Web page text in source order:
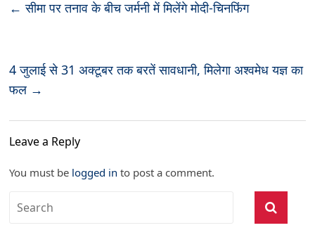
← सीमा पर तनाव के बीच जर्मनी में मिलेंगे मोदी-चिनफिंग
4 जुलाई से 31 अक्टूबर तक बरतें सावधानी, मिलेगा अश्वमेध यज्ञ का
फल →
Leave a Reply
You must be logged in to post a comment.